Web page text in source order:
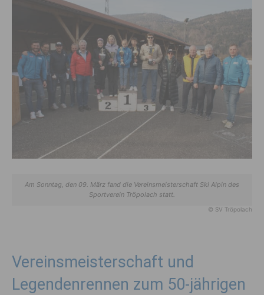
Am Sonntag, den 09. März fand die Vereinsmeisterschaft Ski Alpin des
Sportverein Tröpolach statt.
© SV Tröpolach
Vereinsmeisterschaft und
Legendenrennen zum 50-jährigen